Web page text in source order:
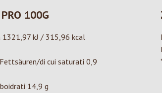
100G
kJ / 315,96 kcal
di cui saturati 0,9
14,9 g